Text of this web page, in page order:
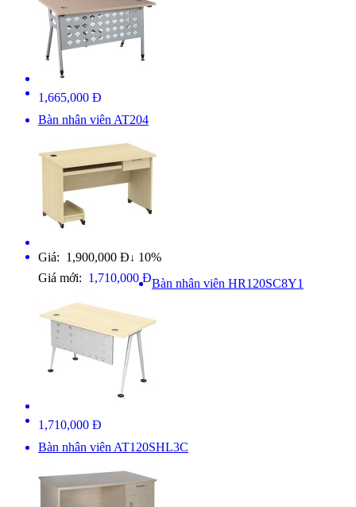
1,665,000 Đ
Bàn nhân viên AT204
Giá: 1,900,000 Đ ↓ 10%
Giá mới: 1,710,000 ĐBàn nhân viên HR120SC8Y1
1,710,000 Đ
Bàn nhân viên AT120SHL3C